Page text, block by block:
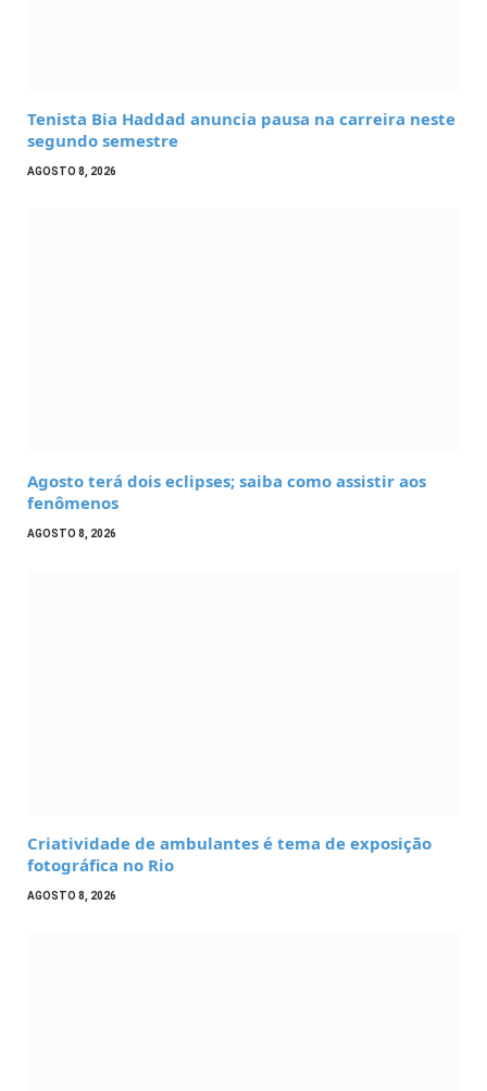
Tenista Bia Haddad anuncia pausa na carreira neste
segundo semestre
AGOSTO 8, 2026
Agosto terá dois eclipses; saiba como assistir aos
fenômenos
AGOSTO 8, 2026
Criatividade de ambulantes é tema de exposição
fotográfica no Rio
AGOSTO 8, 2026